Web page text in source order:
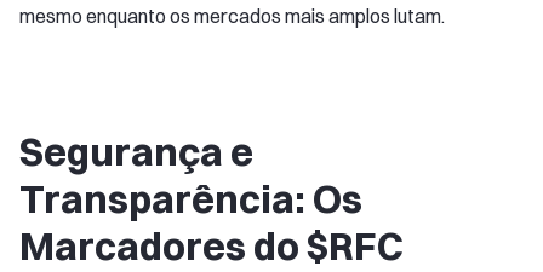
mesmo enquanto os mercados mais amplos lutam.
Segurança e
Transparência: Os
Marcadores do $RFC